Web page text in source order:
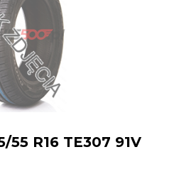
55 R16 TE307 91V